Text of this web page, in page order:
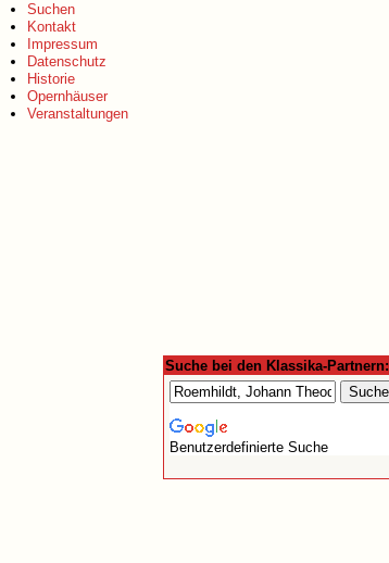
Suchen
Kontakt
Impressum
Datenschutz
Historie
Opernhäuser
Veranstaltungen
Suche bei den Klassika-Partnern:
Benutzerdefinierte Suche